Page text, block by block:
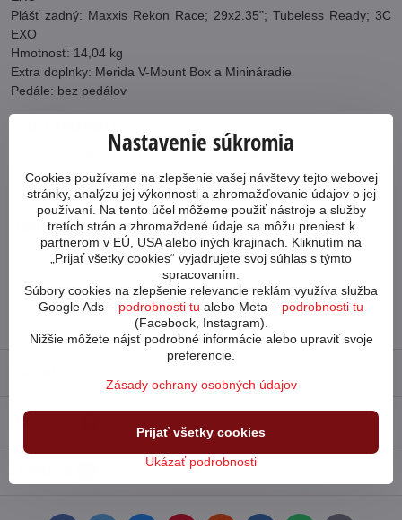
Plášť zadný: Maxxis Rekon Race; 29x2.35"; Tubeless Ready; 3C
EXO
Hmotnosť: 14,04 kg
Extra doplnky: Merida V-Mount Box a Minináradie
Pedále: bez pedálov
Celoodpružené horské 29" Merida
Bicykle
Doplnkové informácie
Kategória: Merida
Počet prevodov: 1x12
Rock Shox
Recenzie
Nastavenie súkromia
Cookies používame na zlepšenie vašej návštevy tejto webovej
stránky, analýzu jej výkonnosti a zhromažďovanie údajov o jej
používaní. Na tento účel môžeme použiť nástroje a služby
tretích strán a zhromaždené údaje sa môžu preniesť k
partnerom v EÚ, USA alebo iných krajinách. Kliknutím na
„Prijať všetky cookies“ vyjadrujete svoj súhlas s týmto
spracovaním.
Súbory cookies na zlepšenie relevancie reklám využíva služba
Google Ads – podrobnosti tu alebo Meta – podrobnosti tu
(Facebook, Instagram).
Nižšie môžete nájsť podrobné informácie alebo upraviť svoje
preferencie.
Zásady ochrany osobných údajov
Ukázať podrobnosti
Prijať všetky cookies